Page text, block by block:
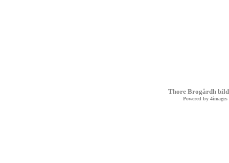
Thore Brogårdh
Powered by 4images